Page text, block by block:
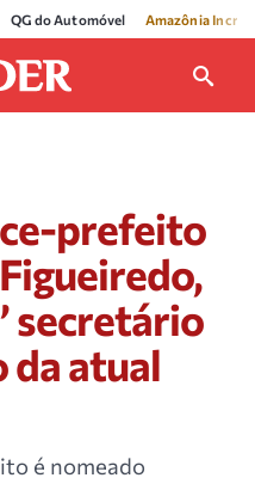
QG do Automóvel Amazônia
prefeito
secretário
atual
é nomeado